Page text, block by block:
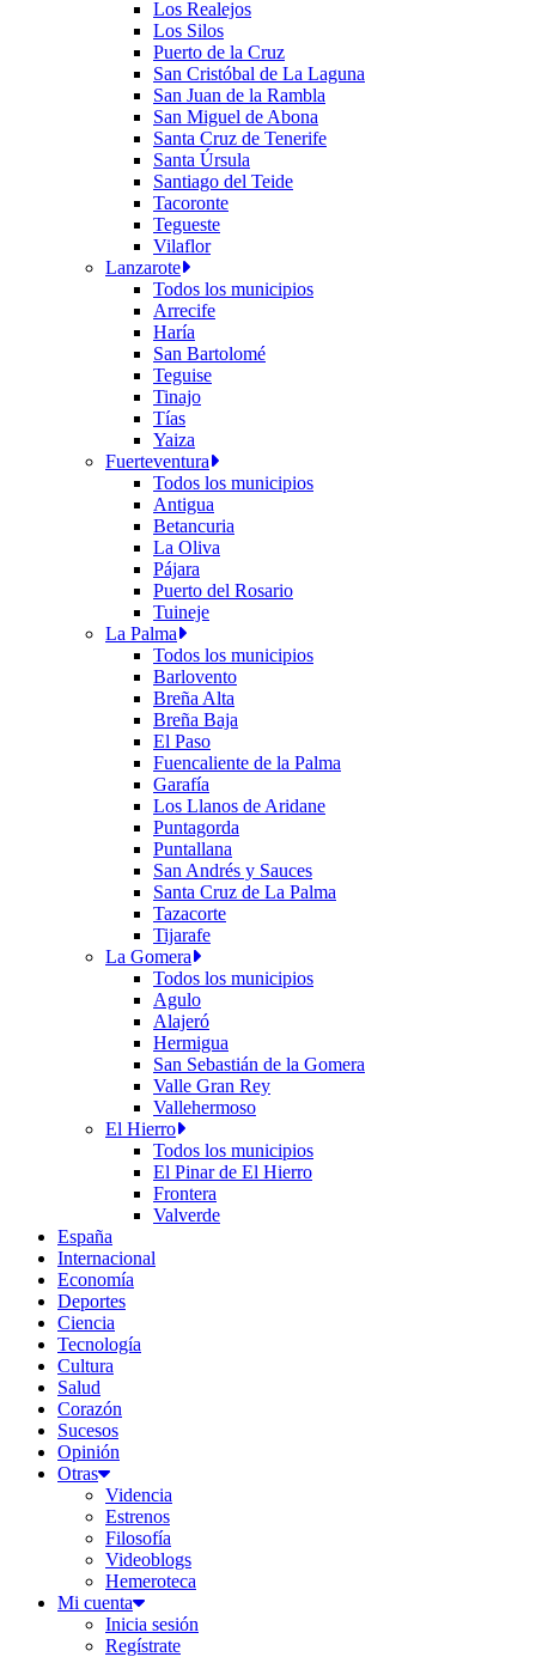
Los Realejos
Los Silos
Puerto de la Cruz
San Cristóbal de La Laguna
San Juan de la Rambla
San Miguel de Abona
Santa Cruz de Tenerife
Santa Úrsula
Santiago del Teide
Tacoronte
Tegueste
Vilaflor
Lanzarote
Todos los municipios
Arrecife
Haría
San Bartolomé
Teguise
Tinajo
Tías
Yaiza
Fuerteventura
Todos los municipios
Antigua
Betancuria
La Oliva
Pájara
Puerto del Rosario
Tuineje
La Palma
Todos los municipios
Barlovento
Breña Alta
Breña Baja
El Paso
Fuencaliente de la Palma
Garafía
Los Llanos de Aridane
Puntagorda
Puntallana
San Andrés y Sauces
Santa Cruz de La Palma
Tazacorte
Tijarafe
La Gomera
Todos los municipios
Agulo
Alajeró
Hermigua
San Sebastián de la Gomera
Valle Gran Rey
Vallehermoso
El Hierro
Todos los municipios
El Pinar de El Hierro
Frontera
Valverde
España
Internacional
Economía
Deportes
Ciencia
Tecnología
Cultura
Salud
Corazón
Sucesos
Opinión
Otras
Videncia
Estrenos
Filosofía
Videoblogs
Hemeroteca
Mi cuenta
Inicia sesión
Regístrate